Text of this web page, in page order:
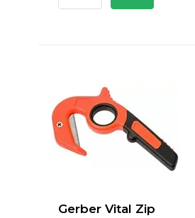
Gerber Vital Zip